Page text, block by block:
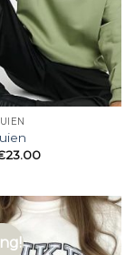
23.00